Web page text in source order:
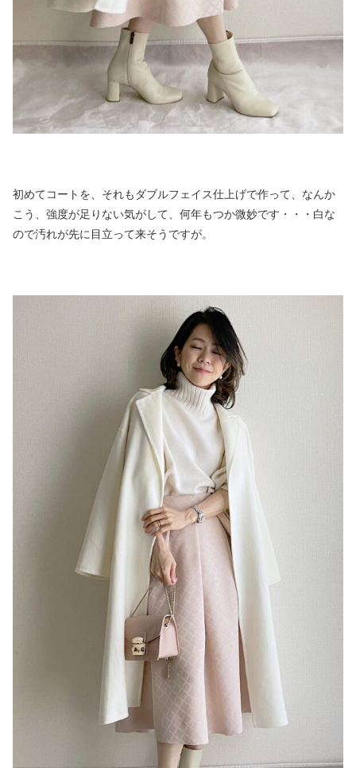
初めてコートを、それもダブルフェイス仕上げで作って、なんか
こう、強度が足りない気がして、何年もつか微妙です・・・白な
ので汚れが先に目立って来そうですが。